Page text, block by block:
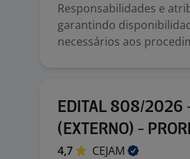
Responsabilidades e
garantindo
necessários aos
EDITAL 808/2026
(EXTERNO) -
4,7
CEJAM